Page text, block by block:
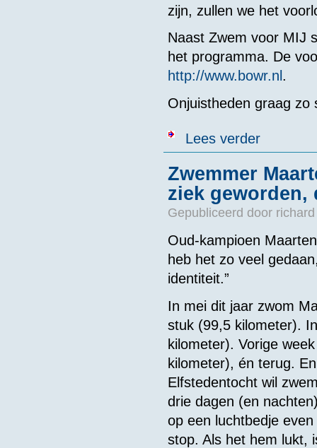
zijn, zullen we het
Naast Zwem voor MIJ
het programma. De
http://www.bowr.nl .
Onjuistheden graag
Lees verderover
Zwemmer
ziek geworden,
Gepubliceerd door
Oud-kampioen
heb het zo veel
identiteit.”
In mei dit jaar zwom
stuk (99,5 kilometer).
kilometer). Vorige
kilometer), én terug.
Elfstedentocht wil
drie dagen (en
op een luchtbedje
stop. Als het hem lukt,